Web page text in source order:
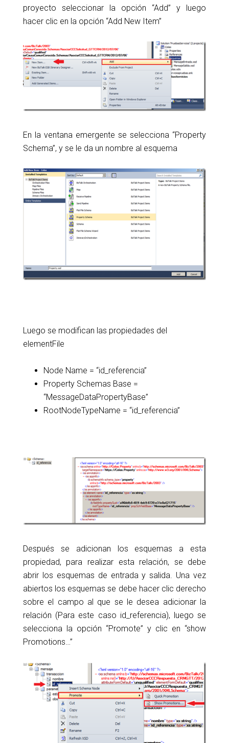
proyecto seleccionar la opción “Add” y luego
hacer clic en la opción “Add New Item”
En la ventana emergente se selecciona “Property
Schema”, y se le da un nombre al esquema
Luego se modifican las propiedades del
elementFile
Node Name = “id_referencia”
Property Schemas Base =
“MessageDataPropertyBase”
RootNodeTypeName = “id_referencia”
Después se adicionan los esquemas a esta
propiedad, para realizar esta relación, se debe
abrir los esquemas de entrada y salida. Una vez
abiertos los esquemas se debe hacer clic derecho
sobre el campo al que se le desea adicionar la
relación (Para este caso id_referencia), luego se
selecciona la opción “Promote” y clic en “show
Promotions…”